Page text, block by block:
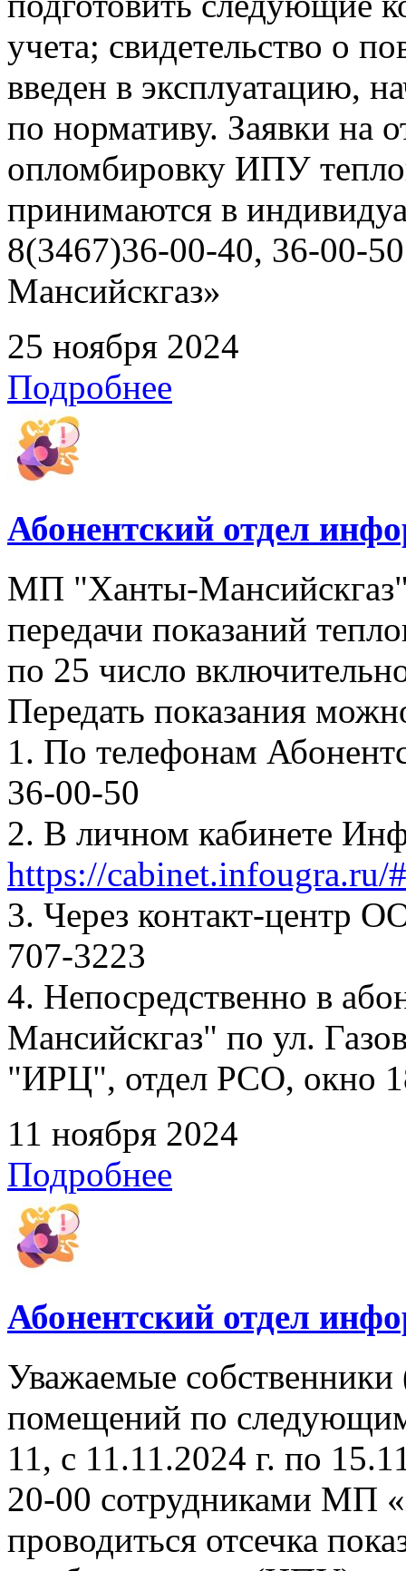
учета; свидетельство о
введен в эксплуатацию,
по нормативу. Заявки на
опломбировку ИПУ
принимаются в
8(3467)36-00-40, 36-00-
Мансийскгаз»
25 ноября 2024
Подробнее
Абонентский отдел
МП "Ханты-Мансийскгаз"
передачи показаний
по 25 число
Передать показания
1. По телефонам
36-00-50
2. В личном кабинете
https://cabinet.infougra.ru/
3. Через контакт-центр
707-3223
4. Непосредственно в
Мансийскгаз" по ул.
"ИРЦ", отдел РСО, окно
11 ноября 2024
Подробнее
Абонентский отдел
Уважаемые
помещений по
11, с 11.11.2024 г. по
20-00 сотрудниками МП
проводиться отсечка